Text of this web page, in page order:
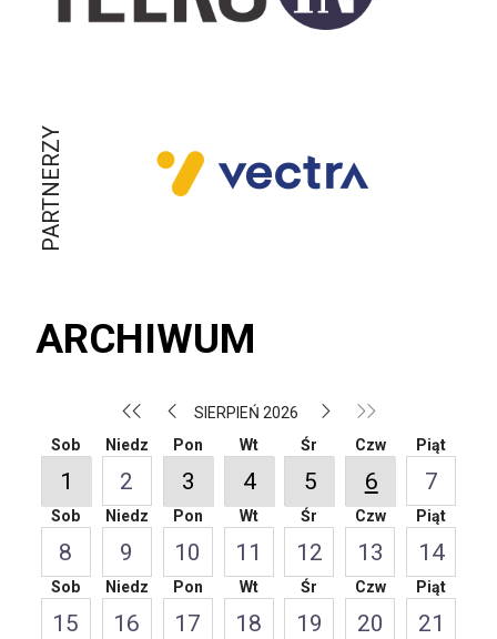
PARTNERZY
ARCHIWUM
SIERPIEŃ 2026
Sob
1
Niedz
2
Pon
3
Wt
4
Śr
5
Czw
6
Piąt
7
Sob
8
Niedz
9
Pon
10
Wt
11
Śr
12
Czw
13
Piąt
14
Sob
15
Niedz
16
Pon
17
Wt
18
Śr
19
Czw
20
Piąt
21